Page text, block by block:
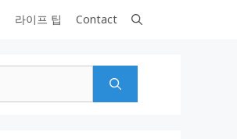
라이프 팁 Contact